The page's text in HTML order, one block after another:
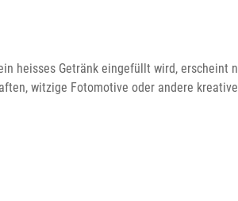
heisses Getränk eingefüllt wird, erscheint
witzige Fotomotive oder andere